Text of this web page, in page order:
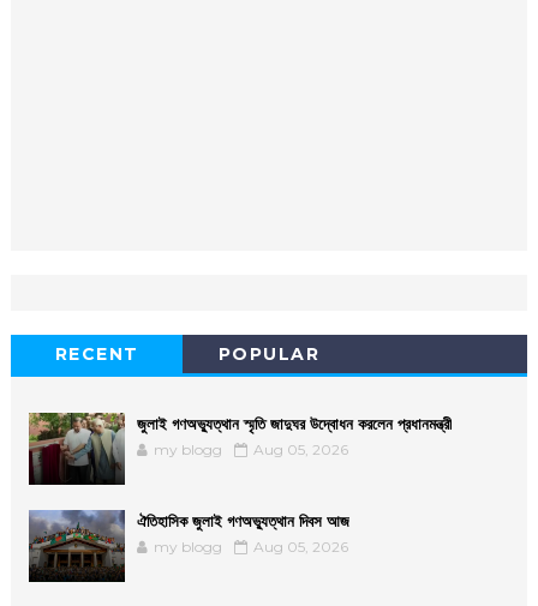
RECENT POPULAR
জুলাই গণঅভ্যুত্থান স্মৃতি জাদুঘর উদ্বোধন করলেন প্রধানমন্ত্রী
my blogg Aug 05, 2026
ঐতিহাসিক জুলাই গণঅভ্যুত্থান দিবস আজ
my blogg Aug 05, 2026